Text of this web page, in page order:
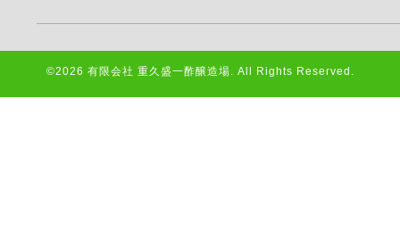
©2026 有限会社 重久盛一酢醸造場 . All Rights Reserved.